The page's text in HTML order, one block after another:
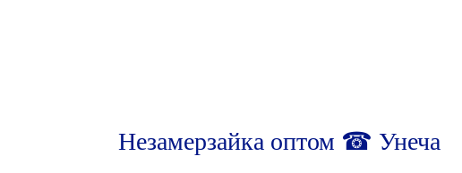
Незамерзайка оптом ☎ Унеча